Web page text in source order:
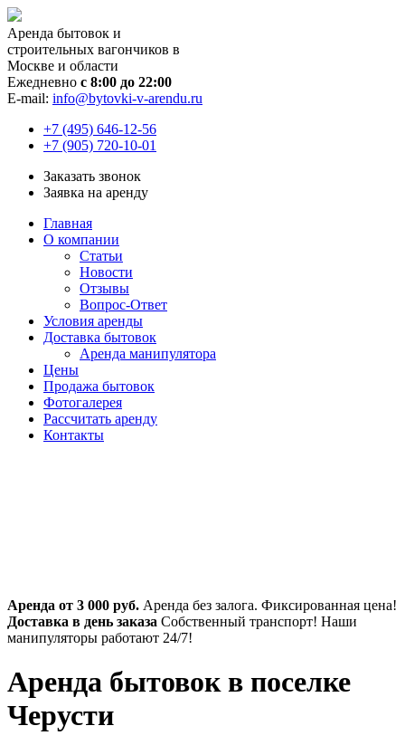
Аренда бытовок и
строительных вагончиков в
Москве и области
Ежедневно с 8:00 до 22:00
E-mail: info@bytovki-v-arendu.ru
+7 (495) 646-12-56
+7 (905) 720-10-01
Заказать звонок
Заявка на аренду
Главная
О компании
Статьи
Новости
Отзывы
Вопрос-Ответ
Условия аренды
Доставка бытовок
Аренда манипулятора
Цены
Продажа бытовок
Фотогалерея
Рассчитать аренду
Контакты
Аренда от 3 000 руб. Аренда без залога. Фиксированная цена!
Доставка в день заказа Собственный транспорт! Наши
манипуляторы работают 24/7!
Аренда бытовок в поселке
Черусти